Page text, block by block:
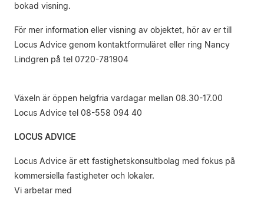
bokad visning.
För mer information eller visning av objektet, hör av er till
Locus Advice genom kontaktformuläret eller ring Nancy
Lindgren på tel 0720-781904
Växeln är öppen helgfria vardagar mellan 08.30-17.00
Locus Advice tel 08-558 094 40
LOCUS ADVICE
Locus Advice är ett fastighetskonsultbolag med fokus på
kommersiella fastigheter och lokaler.
Vi arbetar med